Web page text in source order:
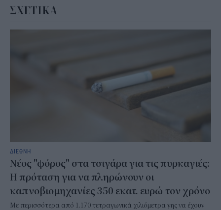
ΣΧΕΤΙΚΑ
ΔΙΕΘΝΗ
Νέος "φόρος" στα τσιγάρα για τις πυρκαγιές:
Η πρόταση για να πληρώνουν οι
καπνοβιομηχανίες 350 εκατ. ευρώ τον χρόνο
Με περισσότερα από 1.170 τετραγωνικά χιλιόμετρα γης να έχουν